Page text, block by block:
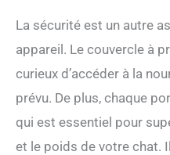
à
La sécurité est un autre
appareil. Le couvercle à
curieux d’accéder à la
prévu. De plus, chaque
qui est essentiel pour
et le poids de votre chat.